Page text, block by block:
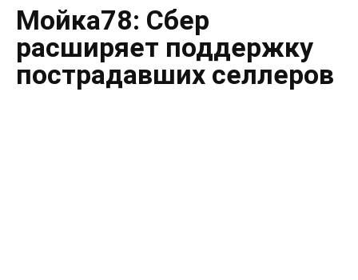
Мойка78: Сбер
расширяет поддержку
пострадавших селлеров